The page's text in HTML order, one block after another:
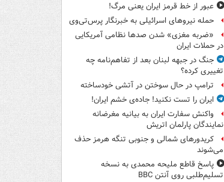
عبور از خط قرمز ایران یعنی مرگ!
حمله نیروهای اسرائیلی به خبرنگار پرس‌تی‌وی
«ضربه مغزی» شدن صدها نظامی آمریکایی
در حملات ایران
جنگ در جبهه لبنان بعد از تفاهم‌نامه چه
تغییری کرده؟
ترامپ در حال سوختن در آتشی خودساخته
ایران را تست نکنید! جاده‌ی خشم ایران!
واکنش سفارت ایران به بیانیه مغرضانه
نمایندگان پارلمان اتریش
کریدورهای شمالی و جنوبی تنگه هرمز حذف
می‌شوند
پاسخ قاطع ملیحه محمدی به نسخه
تسلیم‌طلبی روی آنتن BBC